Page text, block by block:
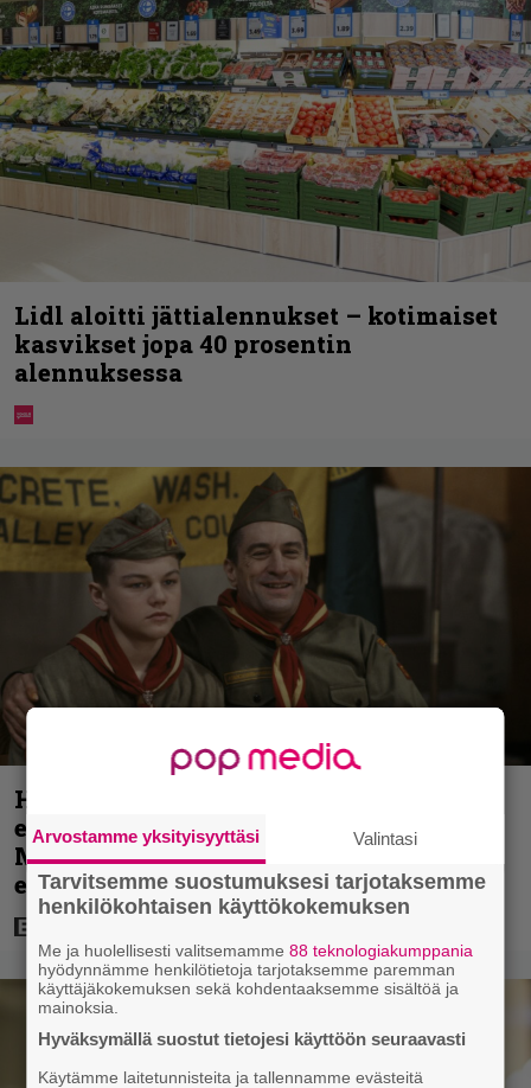
Lidl aloitti jättialennukset – kotimaiset
kasvikset jopa 40 prosentin
alennuksessa
Huippuleffa suoratoistossa: DiCaprion
ensimmäinen päärooli – ja Tobey
Maguiren ensimmäinen
elokuvaesiintyminen
Arvostamme yksityisyyttäsi Valintasi
Tarvitsemme suostumuksesi tarjotaksemme
henkilökohtaisen käyttökokemuksen
Me ja huolellisesti valitsemamme88 teknologiakumppania
hyödynnämme henkilötietoja tarjotaksemme paremman
käyttäjäkokemuksen sekä kohdentaaksemme sisältöä ja
mainoksia.
Hyväksymällä suostut tietojesi käyttöön seuraavasti
Käytämme laitetunnisteita ja tallennamme evästeitä